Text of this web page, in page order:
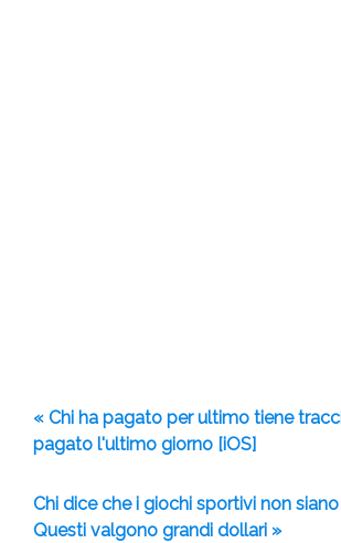
« Chi ha pagato per ultimo tiene
pagato l'ultimo giorno [iOS]
Chi dice che i giochi sportivi non
Questi valgono grandi dollari »